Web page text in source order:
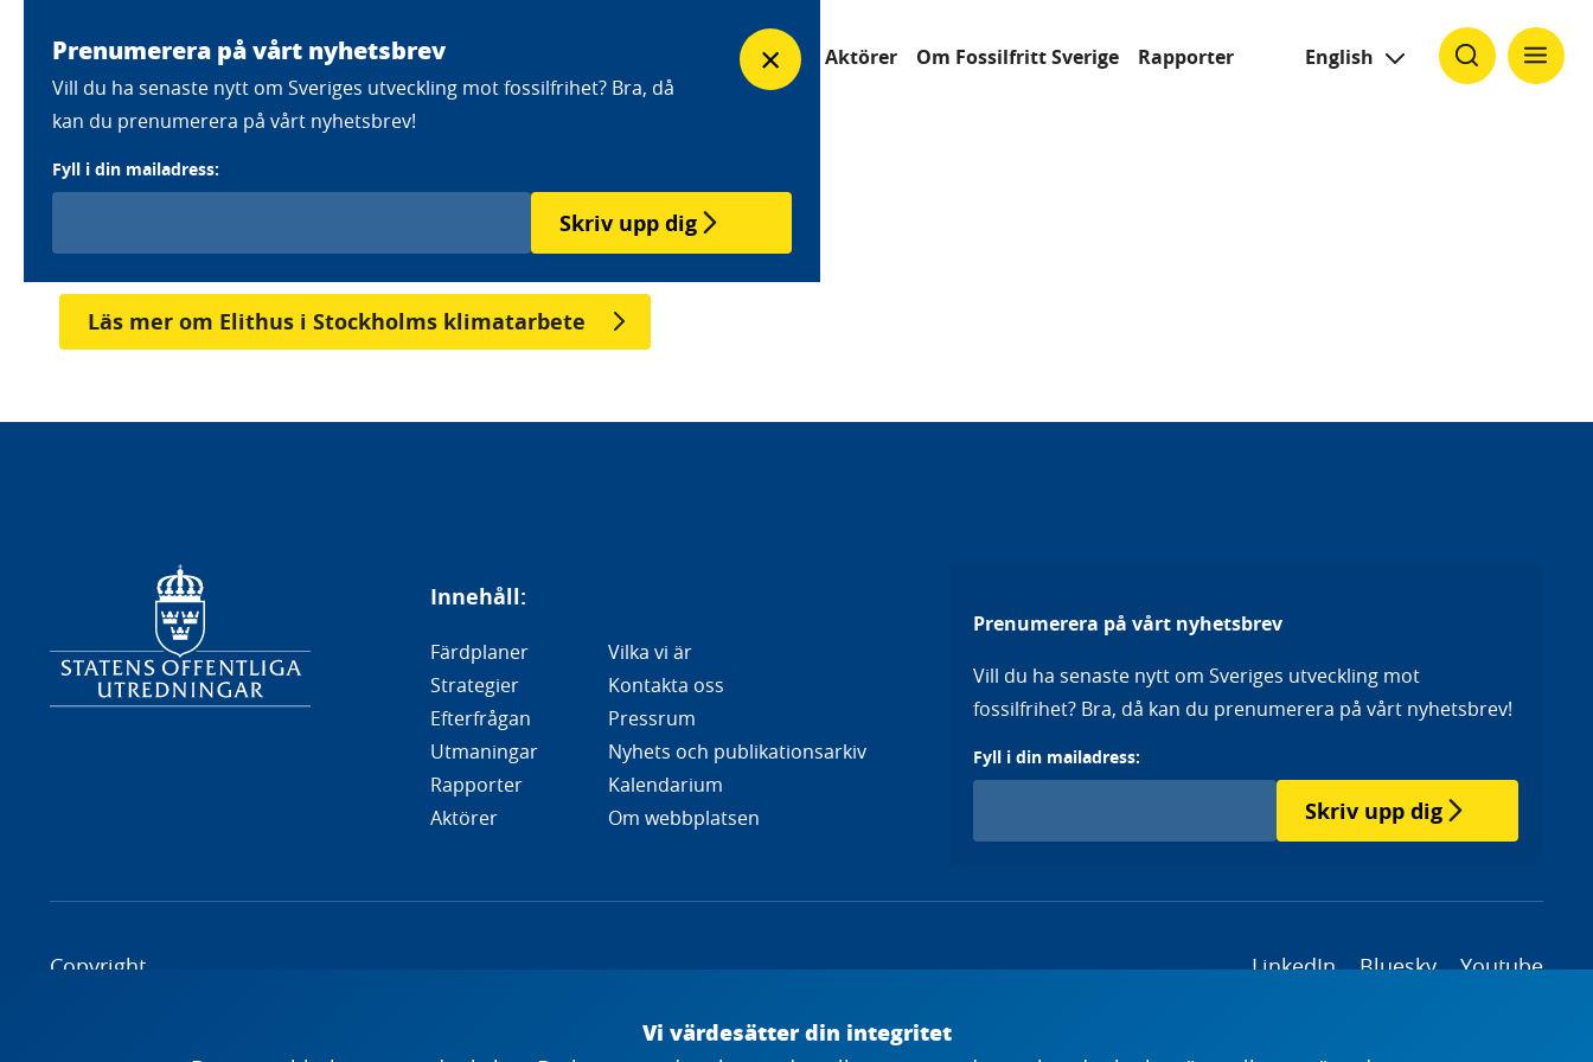
Färdplaner Strategier Industrisatsningar Aktörer Om Fossilfritt Sverige Rapporter English
Elithus i Stockholm AB
Läs mer om Elithus i Stockholms klimatarbete
Innehåll:
Färdplaner
Strategier
Efterfrågan
Utmaningar
Rapporter
Aktörer
Vilka vi är
Kontakta oss
Pressrum
Nyhets och publikationsarkiv
Kalendarium
Om webbplatsen
Prenumerera på vårt nyhetsbrev
Vill du ha senaste nytt om Sveriges utveckling mot
fossilfrihet? Bra, då kan du prenumerera på vårt nyhetsbrev!
Fyll i din mailadress:
Skriv upp dig
Copyright LinkedIn Bluesky Youtube
×
Prenumerera på vårt nyhetsbrev
Vill du ha senaste nytt om Sveriges utveckling mot fossilfrihet? Bra, då
kan du prenumerera på vårt nyhetsbrev!
Fyll i din mailadress:
Skriv upp dig
Vi värdesätter din integritet